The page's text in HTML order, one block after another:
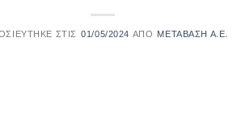
01/05/2024 ΜΕΤΑΒΑΣΗ Α.Ε.